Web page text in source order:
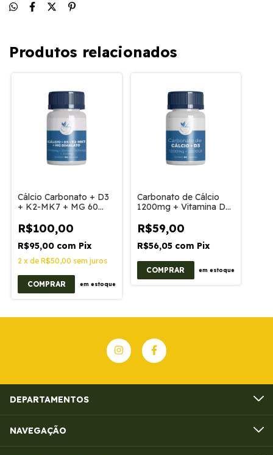
Produtos relacionados
Cálcio Carbonato + D3
+ K2-MK7 + MG 60
R$100,00
R$95,00 com Pix
2 x de R$50,00 sem juros
em estoque
Carbonato de Cálcio
1200mg + Vitamina D3
R$59,00
R$56,05 com Pix
em estoque
DEPARTAMENTOS
NAVEGAÇÃO